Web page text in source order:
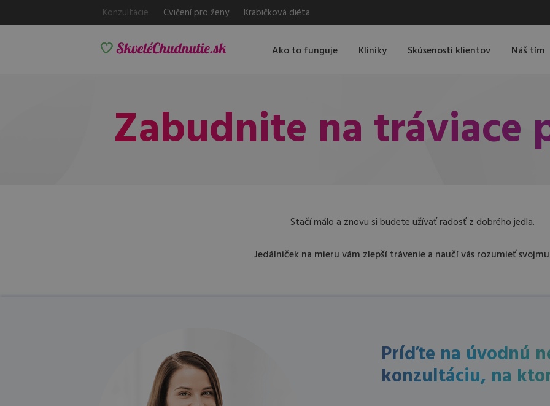
Konzultácie Cvičení pro ženy Krabičková diéta
Ako to funguje Kliniky Skúsenosti klientov Náš tím
Zabudnite na tráviace
Stačí málo a znovu si budete užívať radosť z dobrého jedla.
Jedálniček na mieru vám zlepší trávenie a naučí vás rozumieť
Príďte na úvodnú
konzultáciu, na